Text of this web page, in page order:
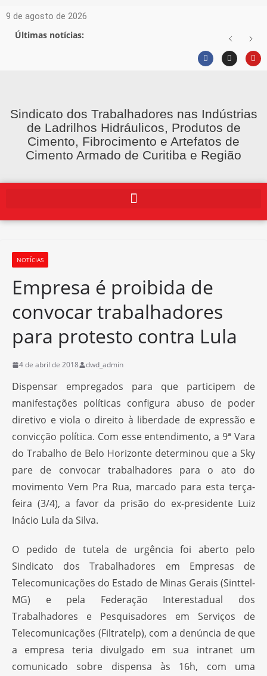
9 de agosto de 2026
Últimas notícias:
Sindicato dos Trabalhadores nas Indústrias
de Ladrilhos Hidráulicos, Produtos de
Cimento, Fibrocimento e Artefatos de
Cimento Armado de Curitiba e Região
NOTÍCIAS
Empresa é proibida de
convocar trabalhadores
para protesto contra Lula
4 de abril de 2018 dwd_admin
Dispensar empregados para que participem de
manifestações políticas configura abuso de poder
diretivo e viola o direito à liberdade de expressão e
convicção política. Com esse entendimento, a 9ª Vara
do Trabalho de Belo Horizonte determinou que a Sky
pare de convocar trabalhadores para o ato do
movimento Vem Pra Rua, marcado para esta terça-
feira (3/4), a favor da prisão do ex-presidente Luiz
Inácio Lula da Silva.
O pedido de tutela de urgência foi aberto pelo
Sindicato dos Trabalhadores em Empresas de
Telecomunicações do Estado de Minas Gerais (Sinttel-
MG) e pela Federação Interestadual dos
Trabalhadores e Pesquisadores em Serviços de
Telecomunicações (Filtratelp), com a denúncia de que
a empresa teria divulgado em sua intranet um
comunicado sobre dispensa às 16h, com uma